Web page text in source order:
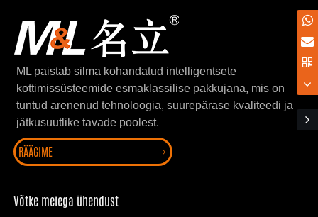
ML paistab silma kohandatud intelligentsete
kottimissüsteemide esmaklassilise pakkujana, mis on
tuntud arenenud tehnoloogia, suurepärase kvaliteedi ja
jätkusuutlike tavade poolest.
RÄÄGIME 
Võtke meiega ühendust